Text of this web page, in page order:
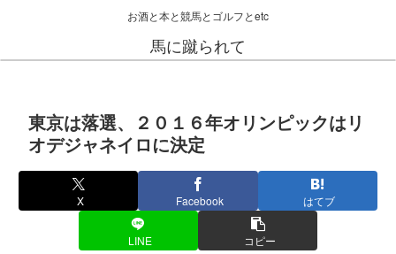
お酒と本と競馬とゴルフとetc
馬に蹴られて
東京は落選、２０１６年オリンピックはリ
オデジャネイロに決定
X Facebook はてブ
LINE コピー